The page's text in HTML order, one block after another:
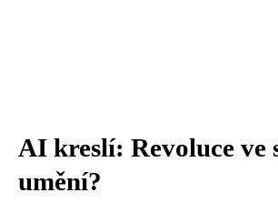
AI kreslí: Revoluce ve
umění?